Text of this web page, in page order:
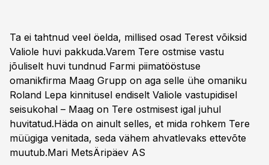
Ta ei tahtnud veel öelda, millised osad Terest võiksid
Valiole huvi pakkuda.Varem Tere ostmise vastu
jõuliselt huvi tundnud Farmi piimatööstuse
omanikfirma Maag Grupp on aga selle ühe omaniku
Roland Lepa kinnitusel endiselt Valiole vastupidisel
seisukohal – Maag on Tere ostmisest igal juhul
huvitatud.Häda on ainult selles, et mida rohkem Tere
müügiga venitada, seda vähem ahvatlevaks ettevõte
muutub.Mari MetsÄripäev AS